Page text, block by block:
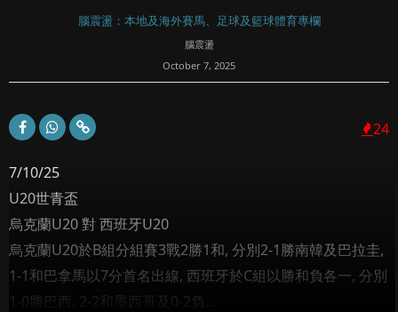
腦震盪：本地及海外賽馬、足球及籃球體育專欄
腦震盪
October 7, 2025
24
7/10/25
U20世青盃
烏克蘭U20 對 西班牙U20
烏克蘭U20於B組分組賽3戰2勝1和, 分別2-1勝南韓及巴拉圭,
1-1和巴拿馬以7分首名出線, 西班牙於C組以勝和負各一, 分別
1-0勝巴西, 2-2和墨西哥及0-2負...